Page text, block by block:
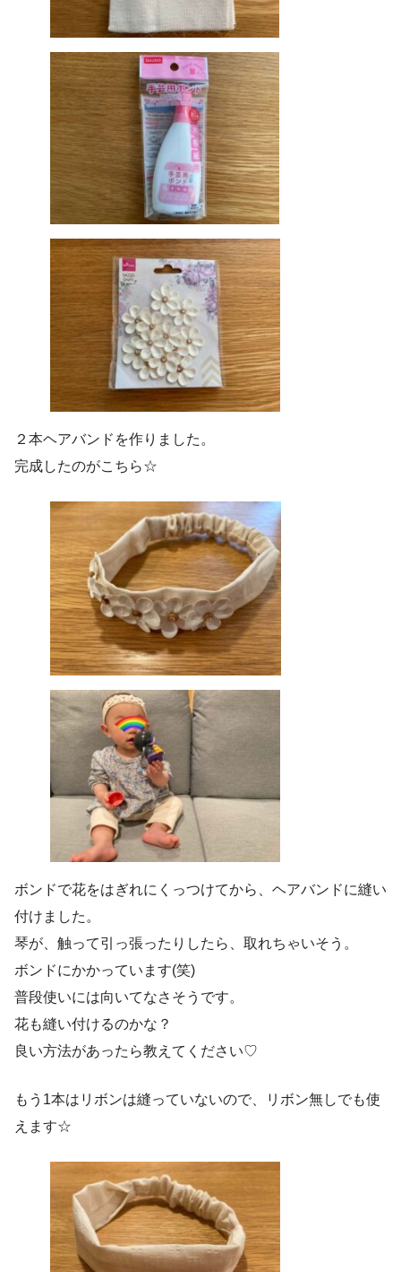
２本ヘアバンドを作りました。
完成したのがこちら☆
ボンドで花をはぎれにくっつけてから、ヘアバンドに縫い
付けました。
琴が、触って引っ張ったりしたら、取れちゃいそう。
ボンドにかかっています(笑)
普段使いには向いてなさそうです。
花も縫い付けるのかな？
良い方法があったら教えてください♡
もう1本はリボンは縫っていないので、リボン無しでも使
えます☆